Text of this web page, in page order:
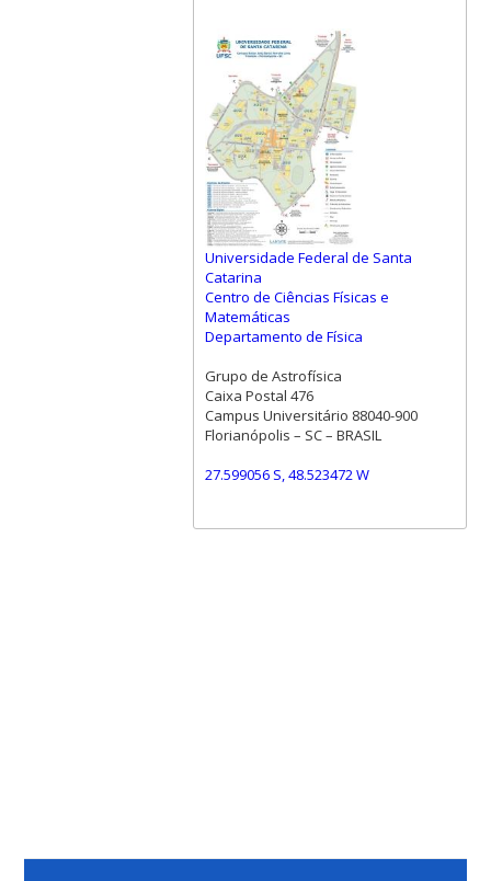
Universidade Federal de Santa
Catarina
Centro de Ciências Físicas e
Matemáticas
Departamento de Física
Grupo de Astrofísica
Caixa Postal 476
Campus Universitário 88040-900
Florianópolis – SC – BRASIL
27.599056 S, 48.523472 W